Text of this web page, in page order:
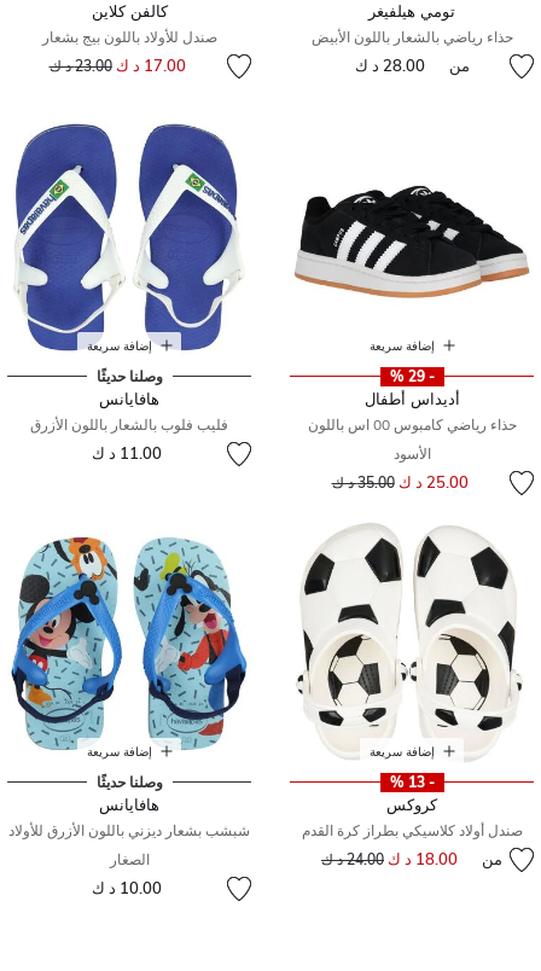
تومي هيلفيغر
حذاء رياضي بالشعار باللون الأبيض
من 28.00 د ك
كالفن كلاين
صندل للأولاد باللون بيج بشعار
17.00 د ك سعر مخفض من
23.00 د ك إلى
إضافة سريعة
- 29 %
أديداس أطفال
حذاء رياضي كامبوس 00 اس باللون
الأسود
25.00 د ك سعر مخفض من
35.00 د ك
إضافة سريعة
وصلنا حديثًا
هافايانس
فليب فلوب بالشعار باللون الأزرق
11.00 د ك
إضافة سريعة
- 13 %
كروكس
صندل أولاد كلاسيكي بطراز كرة القدم
من 18.00 د ك سعر مخفض من
24.00 د ك
إضافة سريعة
وصلنا حديثًا
هافايانس
شبشب بشعار ديزني باللون الأزرق للأولاد
الصغار
10.00 د ك